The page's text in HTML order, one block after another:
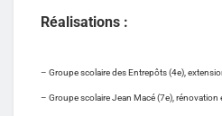
Réalisations :
– Groupe scolaire des Entrepôts (4e),
– Groupe scolaire Jean Macé (7e), rénovation